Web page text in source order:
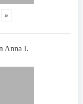
»
Anna I.